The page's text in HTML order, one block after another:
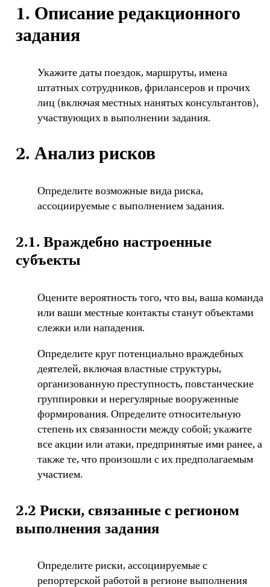
1. Описание редакционного
задания
Укажите даты поездок, маршруты, имена
штатных сотрудников, фрилансеров и прочих
лиц (включая местных нанятых консультантов),
участвующих в выполнении задания.
2. Анализ рисков
Определите возможные вида риска,
ассоциируемые с выполнением задания.
2.1. Враждебно настроенные
субъекты
Оцените вероятность того, что вы, ваша команда
или ваши местные контакты станут объектами
слежки или нападения.
Определите круг потенциально враждебных
деятелей, включая властные структуры,
организованную преступность, повстанческие
группировки и нерегулярные вооруженные
формирования. Определите относительную
степень их связанности между собой; укажите
все акции или атаки, предпринятые ими ранее, а
также те, что произошли с их предполагаемым
участием.
2.2 Риски, связанные с регионом
выполнения задания
Определите риски, ассоциируемые с
репортерской работой в регионе выполнения